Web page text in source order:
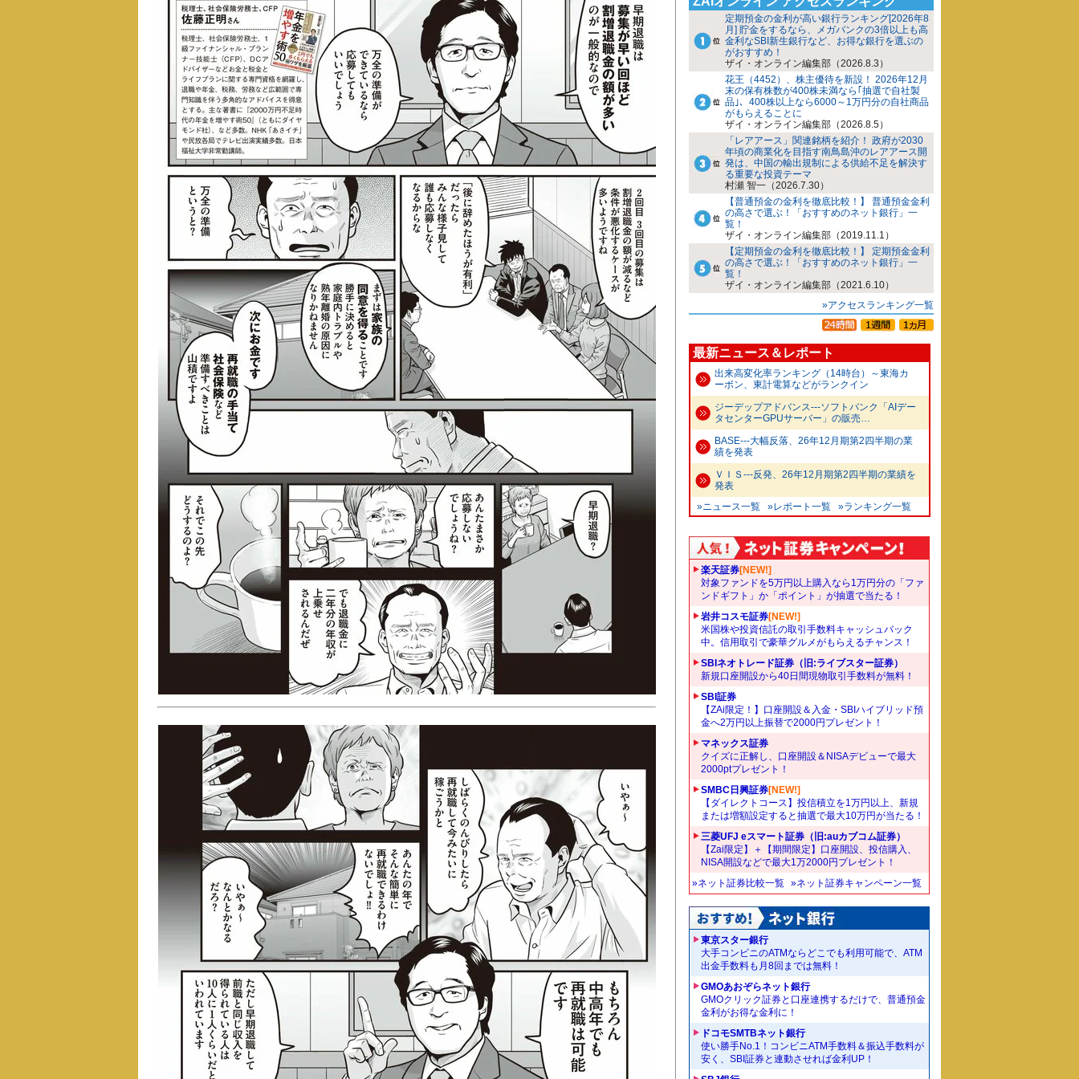
定期預金の金利が高い銀行ランキング[2026年8
月] 貯金をするなら、メガバンクの3倍以上も高
金利なSBI新生銀行など、お得な銀行を選ぶの
がおすすめ！
ザイ・オンライン編集部（2026.8.3）
花王（4452）、株主優待を新設！ 2026年12月
末の保有株数が400株未満なら｢抽選で自社製
品｣、400株以上なら6000～1万円分の自社商品
がもらえることに
ザイ・オンライン編集部（2026.8.5）
「レアアース」関連銘柄を紹介！ 政府が2030
年頃の商業化を目指す南鳥島沖のレアアース開
発は、中国の輸出規制による供給不足を解決す
る重要な投資テーマ
村瀬 智一（2026.7.30）
【普通預金の金利を徹底比較！】 普通預金金利
の高さで選ぶ！「おすすめのネット銀行」一
覧！
ザイ・オンライン編集部（2019.11.1）
【定期預金の金利を徹底比較！】 定期預金金利
の高さで選ぶ！「おすすめのネット銀行」一
覧！
ザイ・オンライン編集部（2021.6.10）
»アクセスランキング一覧
最新ニュース＆レポート
出来高変化率ランキング（14時台）～東海カ
ーボン、東計電算などがランクイン
ジーデップアドバンス---ソフトバンク「AIデー
タセンターGPUサーバー」の販売…
BASE---大幅反落、26年12月期第2四半期の業
績を発表
ＶＩＳ---反発、26年12月期第2四半期の業績を
発表
»ニュース一覧
»レポート一覧 »ランキング一覧
楽天証券[NEW!]
対象ファンドを5万円以上購入なら1万円分の「ファ
ンドギフト」か「ポイント」が抽選で当たる！
岩井コスモ証券[NEW!]
米国株や投資信託の取引手数料キャッシュバック
中。信用取引で豪華グルメがもらえるチャンス！
SBIネオトレード証券（旧:ライブスター証券）
新規口座開設から40日間現物取引手数料が無料！
SBI証券
【ZAi限定！】口座開設＆入金・SBIハイブリッド預
金へ2万円以上振替で2000円プレゼント！
マネックス証券
クイズに正解し、口座開設＆NISAデビューで最大
2000ptプレゼント！
SMBC日興証券[NEW!]
【ダイレクトコース】投信積立を1万円以上、新規
または増額設定すると抽選で最大10万円が当たる！
三菱UFJ eスマート証券（旧:auカブコム証券）
【Zai限定】＋【期間限定】口座開設、投信購入、
NISA開設などで最大1万2000円プレゼント！
»ネット証券比較一覧 »ネット証券キャンペーン一覧
東京スター銀行
大手コンビニのATMならどこでも利用可能で、ATM
出金手数料も月8回までは無料！
GMOあおぞらネット銀行
GMOクリック証券と口座連携するだけで、普通預金
金利がお得な金利に！
ドコモSMTBネット銀行
使い勝手No.1！コンビニATM手数料＆振込手数料が
安く、SBI証券と連動させれば金利UP！